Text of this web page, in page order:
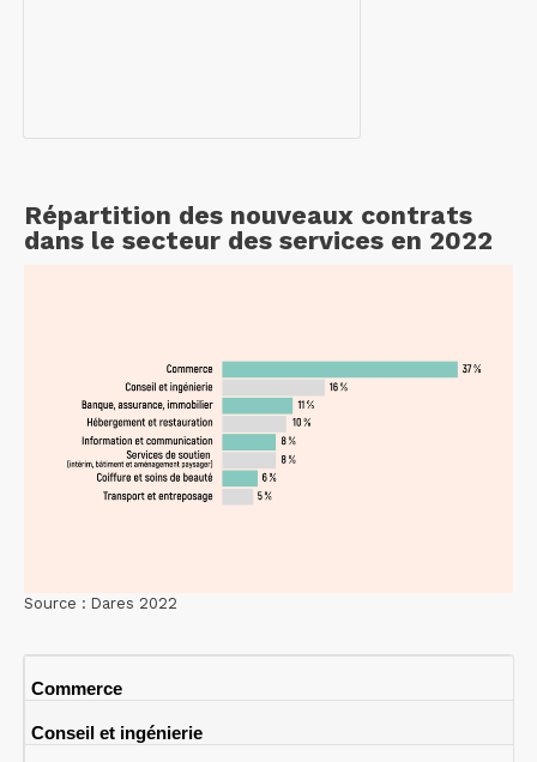
Répartition des nouveaux contrats
dans le secteur des services en 2022
Source : Dares 2022
Commerce
Conseil et ingénierie